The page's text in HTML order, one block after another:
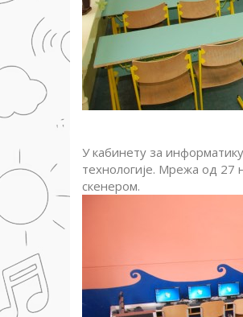
У кабинету за
технологије. Мрежа од 27
скенером.